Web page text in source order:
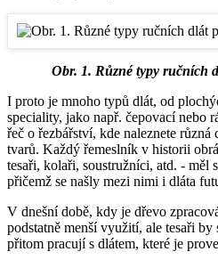
Obr. 1. Různé typy ručních
I proto je mnoho typů dlát, od
speciality, jako např. čepovací nebo
řeč o řezbářství, kde naleznete
tvarů. Každý řemeslník v historii
tesaři, kolaři, soustružníci, atd. - měl
přičemž se našly mezi nimi i dláta
V dnešní době, kdy je dřevo
podstatně menší využití, ale tesaři by
přitom pracují s dlátem, které je